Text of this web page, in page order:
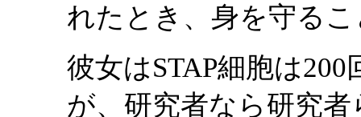
れたとき、身を守る
彼女はSTAP細胞は
が、研究者なら研究